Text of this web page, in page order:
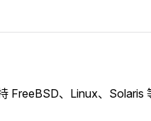
FreeBSD、Linux、Solaris